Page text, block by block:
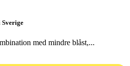
Sverige
med mindre blåst,...